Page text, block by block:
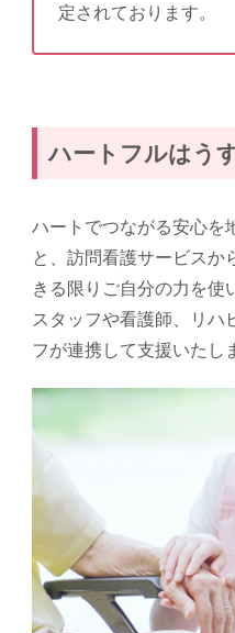
定されております。
ハートフルはう
ハートでつながる安心を
と、訪問看護サービスか
きる限りご自分の力を使
スタッフや看護師、リハ
フが連携して支援いたし